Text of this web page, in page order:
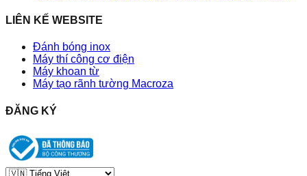
LIÊN KẾ WEBSITE
Đánh bóng inox
Máy thí công cơ điện
Máy khoan từ
Máy tạo rãnh tường Macroza
ĐĂNG KÝ